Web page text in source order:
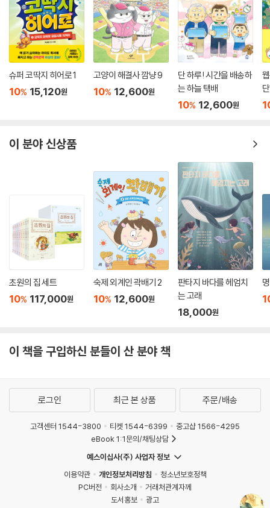
슈퍼 코딱지 히어로 1
10% 15,120원
고양이 해결사 깜냥 9
10% 12,600원
단 하루! 시간을 배송하
는 하늘 택배
10% 12,600원
이 분야 신상품
초원의 집 세트
10% 117,000원
숙제 외계인 곽배기 2
10% 12,600원
판타지 바다를 헤엄치
는 고래
18,000원
이 책을 구입하신 분들이 산 분야 책
로그인 최근 본 상품 주문/배송
고객센터 1544-3800 티켓 1544-6399
중고샵 1566-4295
eBook 1:1문의/채팅상담
예스이십사(주) 사업자 정보
이용약관
개인정보처리방침
청소년보호정책
PC버전
회사소개
거래처관계자께
도서홍보
광고